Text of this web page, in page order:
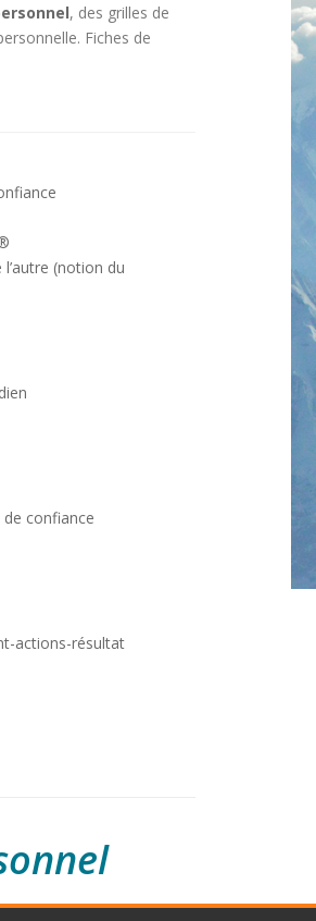
, des grilles de
Fiches de
(notion du
confiance
actions-résultat